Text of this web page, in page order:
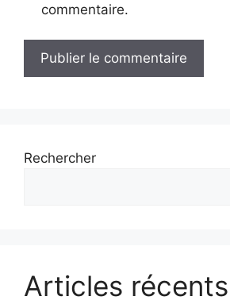
commentaire.
Rechercher
Articles récents